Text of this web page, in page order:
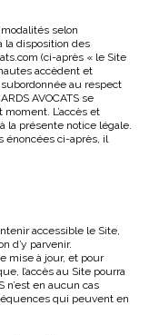
selon
la disposition des
(ci-après « le Site
accèdent et
au respect
AVOCATS se
L’accès et
la présente notice légale.
énoncées ci-après, il
accessible le Site,
d’y parvenir.
mise à jour, et pour
l’accès au Site pourra
n’est en aucun cas
qui peuvent en